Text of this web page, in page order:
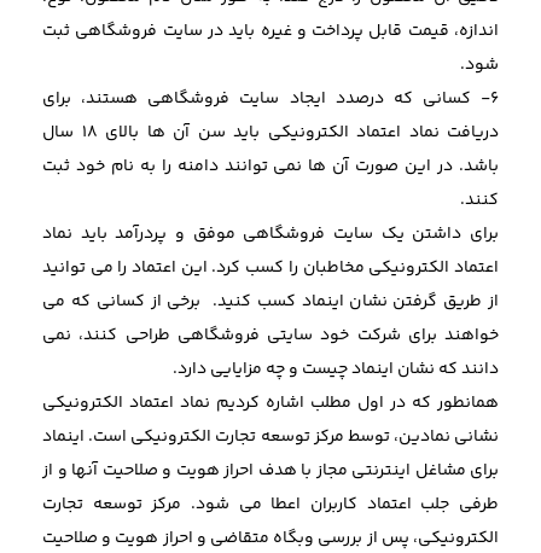
اندازه، قیمت قابل پرداخت و غیره باید در سایت فروشگاهی ثبت
شود.
6- کسانی که درصدد ایجاد سایت فروشگاهی هستند، برای
دریافت نماد اعتماد الکترونیکی باید سن آن ها بالای 18 سال
باشد. در این صورت آن ها نمی توانند دامنه را به نام خود ثبت
کنند.
برای داشتن یک سایت فروشگاهی موفق و پردرآمد باید نماد
اعتماد الکترونیکی مخاطبان را کسب کرد. این اعتماد را می توانید
از طریق گرفتن نشان اینماد کسب کنید. برخی از کسانی که می
خواهند برای شرکت خود سایتی فروشگاهی طراحی کنند، نمی
دانند که نشان اینماد چیست و چه مزایایی دارد.
همانطور که در اول مطلب اشاره کردیم نماد اعتماد الکترونیکی
نشانی نمادین، توسط مرکز توسعه تجارت الکترونیکی است. اینماد
برای مشاغل اینترنتی مجاز با هدف احراز هویت و صلاحیت آنها و از
طرفی جلب اعتماد کاربران اعطا می شود. مرکز توسعه تجارت
الکترونیکی، پس از بررسی وبگاه متقاضی و احراز هویت و صلاحیت